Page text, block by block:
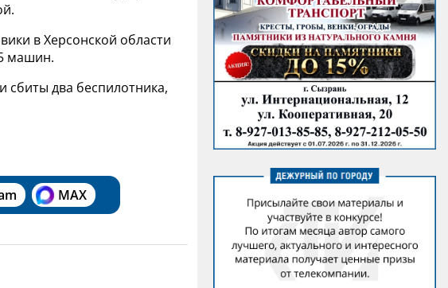
в Херсонской области
машин.
два беспилотника,
MAX